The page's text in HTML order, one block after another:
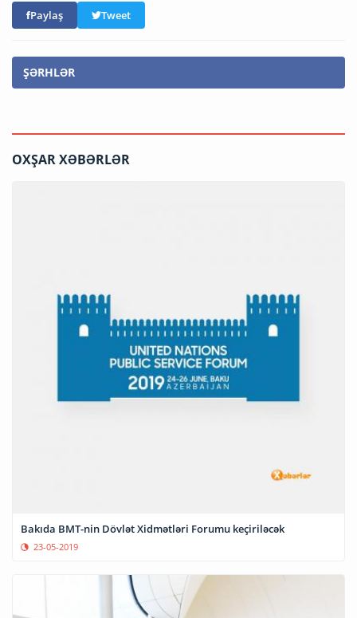
Paylaş Tweet
ŞƏRHLƏR
OXŞAR XƏBƏRLƏR
Bakıda BMT-nin Dövlət Xidmətləri Forumu keçiriləcək
23-05-2019